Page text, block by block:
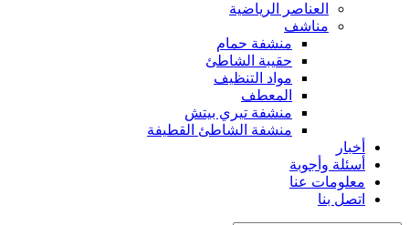
العناصر الرياضية
مناشف
منشفة حمام
حقيبة الشاطئ
مواد التنظيف
المعطف
منشفة تيري بيتش
منشفة الشاطئ القطيفة
أخبار
أسئلة وأجوبة
معلومات عنا
اتصل بنا